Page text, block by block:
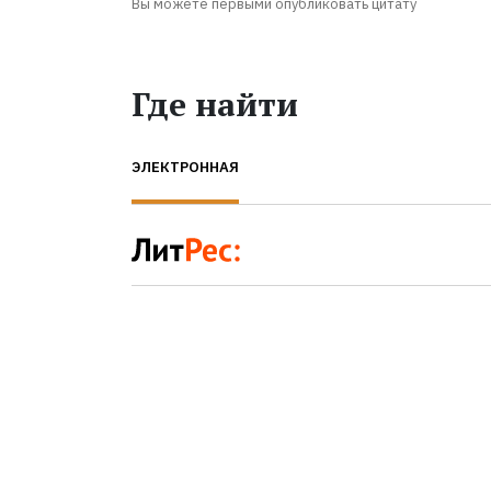
Вы можете первыми опубликовать цитату
Где найти
ЭЛЕКТРОННАЯ